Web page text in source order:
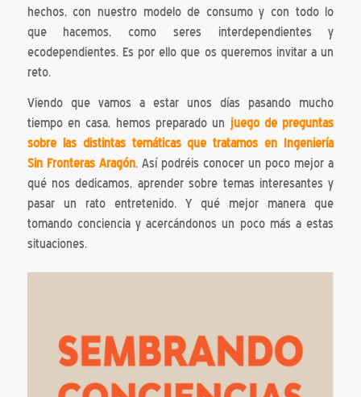
hechos, con nuestro modelo de consumo y con todo lo
que hacemos, como seres interdependientes y
ecodependientes. Es por ello que os queremos invitar a un
reto.
Viendo que vamos a estar unos días pasando mucho
tiempo en casa, hemos preparado un juego de preguntas
sobre las distintas temáticas que tratamos en Ingeniería
Sin Fronteras Aragón. Así podréis conocer un poco mejor a
qué nos dedicamos, aprender sobre temas interesantes y
pasar un rato entretenido. Y qué mejor manera que
tomando conciencia y acercándonos un poco más a estas
situaciones.